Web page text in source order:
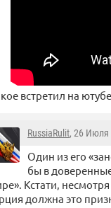
встретил на
RussiaRulit, 26 Июля
Один из его
бы в
Кстати,
должна это